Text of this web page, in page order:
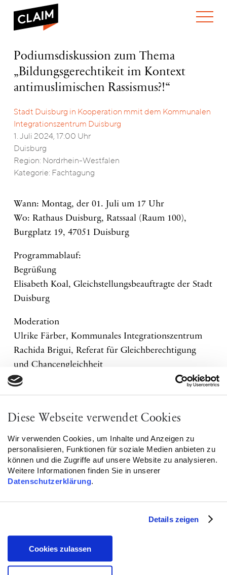
Diese Webseite verwendet Cookies
Wir verwenden Cookies, um Inhalte und Anzeigen zu
personalisieren, Funktionen für soziale Medien anbieten zu
können und die Zugriffe auf unsere Website zu analysieren.
Weitere Informationen finden Sie in unserer
Datenschutzerklärung.
Details zeigen
Cookies zulassen
WIE WIR ARBEITEN
ARBEITEN BEI CLAIM
WAS WIR TUN
NEWS
VERANSTALTUNGEN
Podiumsdiskussion
Thema
„Bildungsgerechtikeit
antimuslimischen
Rassismus?!“
Podiumsdiskussion zum Thema
„Bildungsgerechtikeit im Kontext
antimuslimischen Rassismus?!“
Stadt Duisburg in Kooperation mmit dem Kommunalen
Integrationszentrum Duisburg
1. Juli 2024, 17:00 Uhr
Duisburg
Region: Nordrhein-Westfalen
Kategorie: Fachtagung
Wann: Montag, der 01. Juli um 17 Uhr
Wo: Rathaus Duisburg, Ratssaal (Raum 100),
Burgplatz 19, 47051 Duisburg
Programmablauf:
Begrüßung
Elisabeth Koal, Gleichstellungsbeauftragte der Stadt
Duisburg
Moderation
Ulrike Färber, Kommunales Integrationszentrum
Rachida Brigui, Referat für Gleichberechtigung
und Chancengleichheit
Input
muslimischer Frauen & Referentin für
Podiumsdiskussion mit
Klaus Stephan, Schulleiter der Lise Meitner –
Gesamtschule in Rheinhausen
Julia Rombeck, Koordinatorin Schule ohne
Rassismus – Schule mit Courage
Karim Moustafa, Studienrat, Verband muslimischer